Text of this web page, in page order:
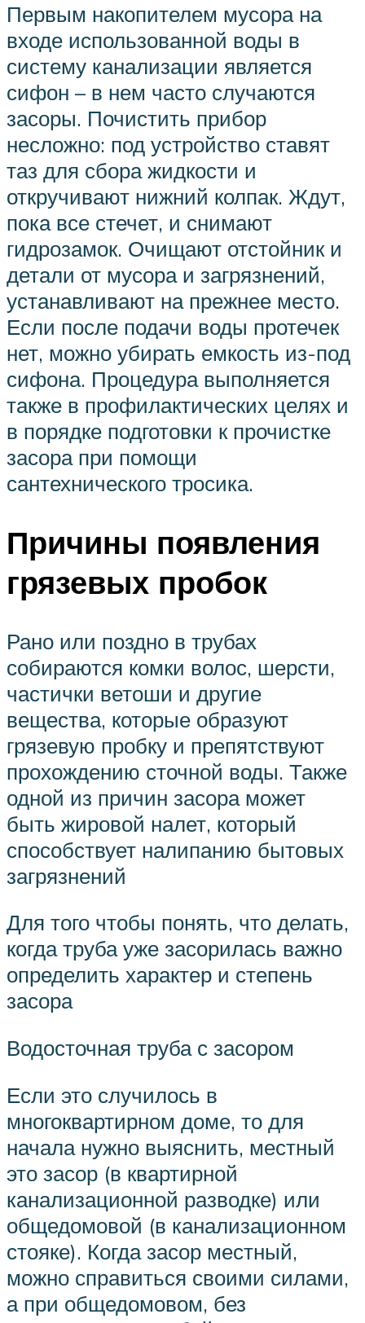
Первым накопителем мусора на
входе использованной воды в
систему канализации является
сифон – в нем часто случаются
засоры. Почистить прибор
несложно: под устройство ставят
таз для сбора жидкости и
откручивают нижний колпак. Ждут,
пока все стечет, и снимают
гидрозамок. Очищают отстойник и
детали от мусора и загрязнений,
устанавливают на прежнее место.
Если после подачи воды протечек
нет, можно убирать емкость из-под
сифона. Процедура выполняется
также в профилактических целях и
в порядке подготовки к прочистке
засора при помощи
сантехнического тросика.
Причины появления
грязевых пробок
Рано или поздно в трубах
собираются комки волос, шерсти,
частички ветоши и другие
вещества, которые образуют
грязевую пробку и препятствуют
прохождению сточной воды. Также
одной из причин засора может
быть жировой налет, который
способствует налипанию бытовых
загрязнений
Для того чтобы понять, что делать,
когда труба уже засорилась важно
определить характер и степень
засора
Водосточная труба с засором
Если это случилось в
многоквартирном доме, то для
начала нужно выяснить, местный
это засор (в квартирной
канализационной разводке) или
общедомовой (в канализационном
стояке). Когда засор местный,
можно справиться своими силами,
а при общедомовом, без